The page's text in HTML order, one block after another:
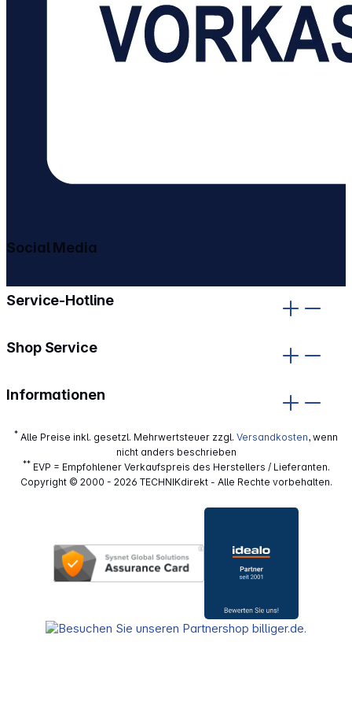
Service-Hotline
Shop Service
Informationen
Social Media
* Alle Preise inkl. gesetzl. Mehrwertsteuer zzgl. Versandkosten, wenn
nicht anders beschrieben
**EVP = Empfohlener Verkaufspreis des Herstellers / Lieferanten.
Copyright © 2000 - 2026 TECHNIKdirekt - Alle Rechte vorbehalten.